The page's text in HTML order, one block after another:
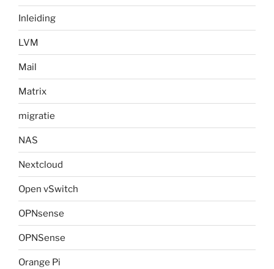
Inleiding
LVM
Mail
Matrix
migratie
NAS
Nextcloud
Open vSwitch
OPNsense
OPNSense
Orange Pi